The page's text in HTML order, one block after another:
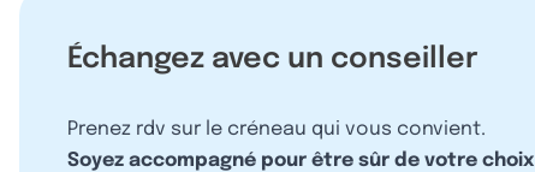
Échangez avec un conseiller
Prenez rdv sur le créneau qui vous convient.
Soyez accompagné pour être sûr de votre choix